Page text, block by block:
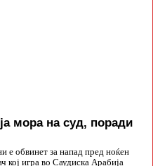
мора на суд, поради
е обвинет за напад пред ноќен
кој игра во Саудиска Арабија